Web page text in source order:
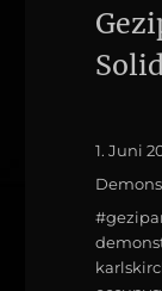
Posted
1. Juni
Tags